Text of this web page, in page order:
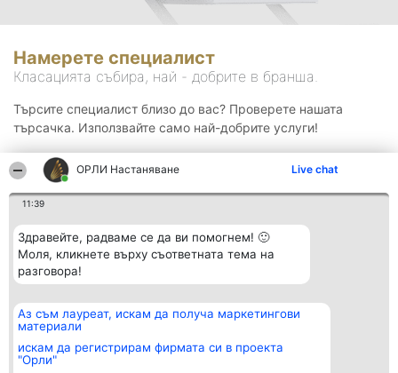
ОРЛИ Настаняване Live chat
11:39
Здравейте, радваме се да ви помогнем! 🙂
Моля, кликнете върху съответната тема на
разговора!
Аз съм лауреат, искам да получа маркетингови
материали
искам да регистрирам фирмата си в проекта
"Орли"
Намерете специалист
Класацията събира, най - добрите в бранша.
Търсите специалист близо до вас? Проверете нашата
търсачка. Използвайте само най-добрите услуги!
Организатор на
класиране
BulevardulAleea Timișul De
Sus Nr. 2, Bl. A30, Sc. A, Et.
Класация
всички
Контакти